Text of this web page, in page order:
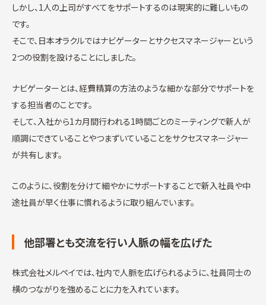
しかし、1人の上司がすべてをサポートするのは現実的に難しいもの
です。
そこで、日本オラクルではナビゲーターとサクセスマネージャーという
2つの役割を設けることにしました。
ナビゲーターとは、経費精算の方法のような細かな部分でサポートを
する担当者のことです。
そして、入社から1カ月間行われる1時間ごとのミーティングで新人が
順調にできていることやつまずいていることをサクセスマネージャー
が共有します。
このように、役割を分けて細やかにサポートすることで新入社員や中
途社員が早く仕事に慣れるように取り組んでいます。
他部署とも交流を行い人脈の幅を広げた
株式会社メルペイでは、社内で人脈を広げられるように、社員同士の
横のつながりを強めることに力を入れています。